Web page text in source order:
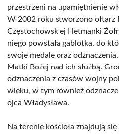
przestrzeni na upamiętnienie
W 2002 roku stworzono ołtarz
Częstochowskiej Hetmanki
niego powstała gablotka, do
swoje medale oraz
Matki Bożej nad ich służbą.
odznaczenia z czasów wojny
wieku, w tym również
ojca Władysława.
Na terenie kościoła znajdują